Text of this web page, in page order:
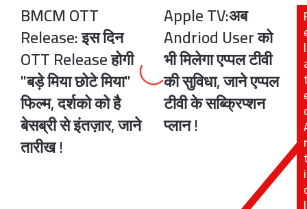
BMCM
Release:
इस
दिन
OTT
Release
होगी
"बड़े
मिया
छोटे
BMCM OTT
Release: इस दिन
OTT Release होगी
"बड़े मिया छोटे मिया"
फिल्म, दर्शको को है
बेसब्री से इंतज़ार, जाने
तारीख !
Apple
TV:अब
Andriod
User
को
भी
मिलेगा
एप्पल
टीवी
Apple TV:अब
Andriod User को
भी मिलेगा एप्पल टीवी
की सुविधा, जाने एप्पल
टीवी के सब्क्रिप्शन
प्लान !
l
r
i